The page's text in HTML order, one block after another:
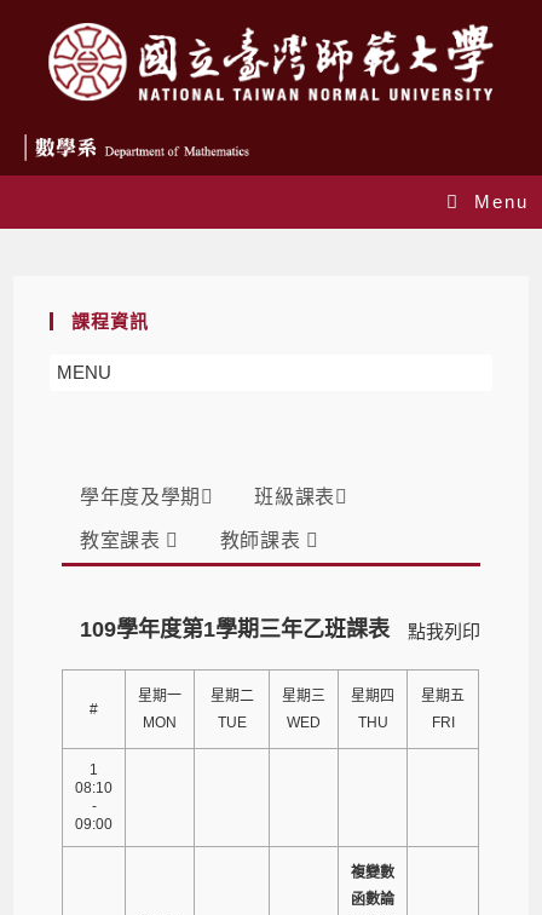
Menu
課程資訊
MENU
學年度及學期 班級課表
教室課表 教師課表
點我列印
109學年度第1學期三年乙班課表
#
星期一
MON
星期二
TUE
星期三
WED
星期四
THU
星期五
FRI
1
08:10
-
09:00
複變數
函數論